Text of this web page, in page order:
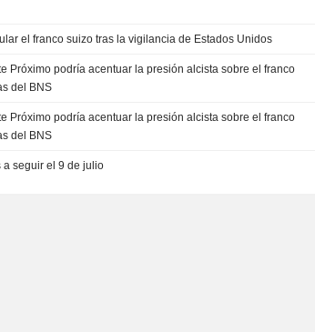
el franco suizo tras la vigilancia de Estados Unidos
Próximo podría acentuar la presión alcista sobre el franco
del BNS
Próximo podría acentuar la presión alcista sobre el franco
del BNS
a seguir el 9 de julio